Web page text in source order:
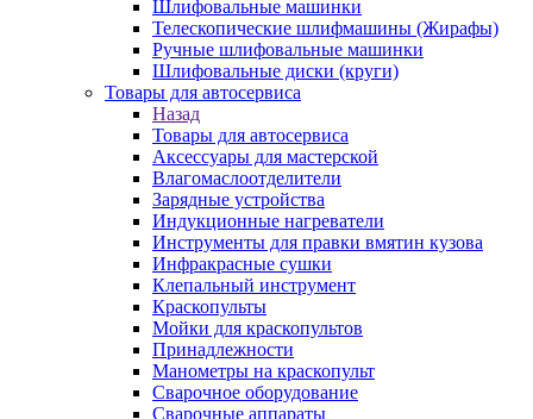
Шлифовальные машинки
Телескопические шлифмашины (Жирафы)
Ручные шлифовальные машинки
Шлифовальные диски (круги)
Товары для автосервиса
Назад
Товары для автосервиса
Аксессуары для мастерской
Влагомаслоотделители
Зарядные устройства
Индукционные нагреватели
Инструменты для правки вмятин кузова
Инфракрасные сушки
Клепальный инструмент
Краскопульты
Мойки для краскопультов
Принадлежности
Манометры на краскопульт
Сварочное оборудование
Сварочные аппараты